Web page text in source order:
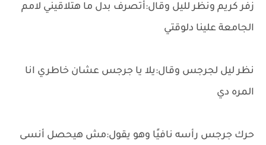
زفر كريم ونظر لليل وقال:أتصرف بدل ما هتلاقيني لامم
الجامعة علينا دلوقتي
نظر ليل لجرجس وقال:يلا يا جرجس عشان خاطري انا
المره دي
حرك جرجس رأسه نافيًا وهو يقول:مش هيحصل أنسى